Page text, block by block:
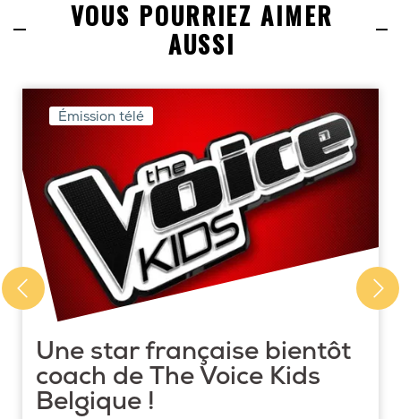
VOUS POURRIEZ AIMER
AUSSI
Émission télé
Une star française bientôt
coach de The Voice Kids
Belgique !